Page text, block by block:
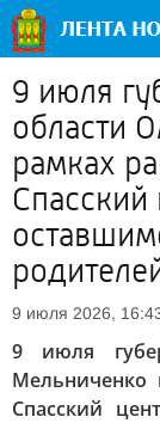
9 июля
области
рамках
9 июля 2026,
9 июля
Мельниченко
Спасский